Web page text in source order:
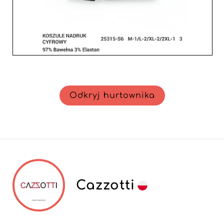
Odkryj hurtownika
Cazzotti